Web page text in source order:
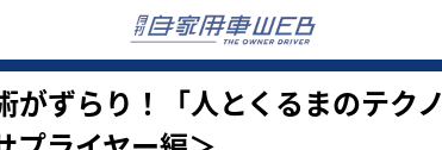
ずらり！「人とくるまのテクノ